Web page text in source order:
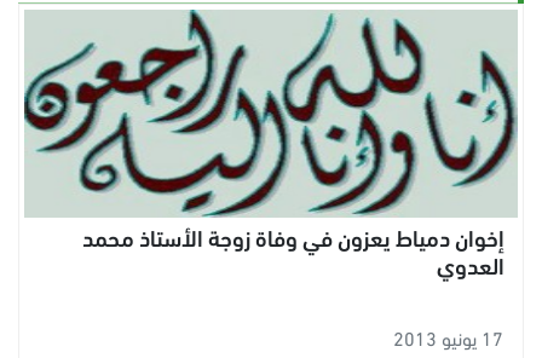
إخوان دمياط يعزون في وفاة زوجة الأستاذ محمد
العدوي
17 يونيو 2013